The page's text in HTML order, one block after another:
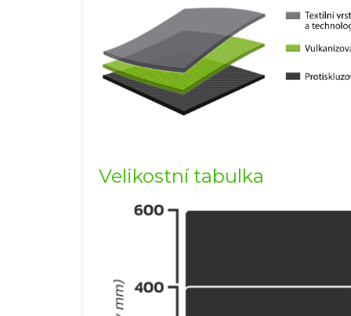
Velikostní tabulka